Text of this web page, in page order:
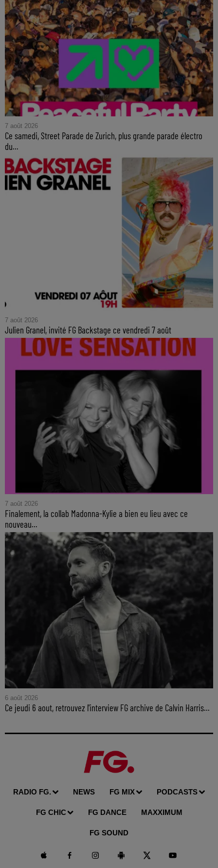
7 août 2026
Ce samedi, Street Parade de Zurich, plus grande parade électro
du...
7 août 2026
Julien Granel, invité FG Backstage ce vendredi 7 août
7 août 2026
Finalement, la collab Madonna-Kylie a bien eu lieu avec ce
nouveau...
6 août 2026
Ce jeudi 6 aout, retrouvez l'interview FG archive de Calvin Harris...
RADIO FG. NEWS FG MIX PODCASTS
FG CHIC FG DANCE MAXXIMUM
FG SOUND